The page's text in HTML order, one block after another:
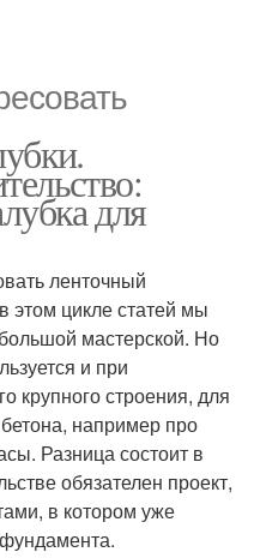
для
ленточный
цикле статей мы
мастерской. Но
и при
крупного строения, для
например про
Разница состоит в
обязателен проект,
в котором уже